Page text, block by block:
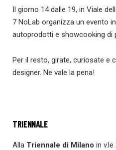
Il giorno 14 dalle 19, in Viale
7 NoLab organizza un evento
autoprodotti e showcooking di
Per il resto, girate, curiosate e
designer. Ne vale la pena!
TRIENNALE
Alla Triennale di Milano in